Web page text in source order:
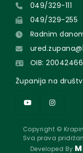
049/329-111
049/329-255
Radnim
OIB:
Županija na
Copyright ©
Sva prava
Developed By